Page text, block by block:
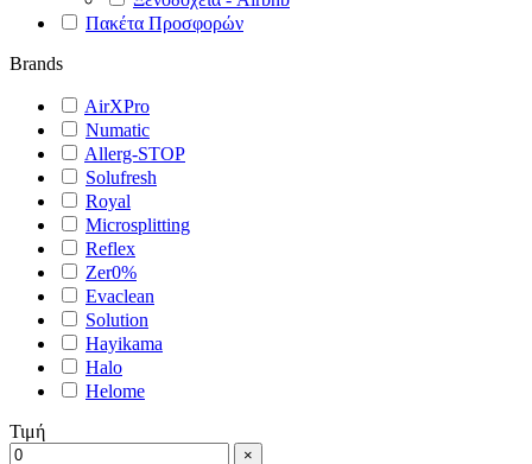
Πακέτα Προσφορών
Brands
AirXPro
Numatic
Allerg-STOP
Solufresh
Royal
Microsplitting
Reflex
Zer0%
Evaclean
Solution
Hayikama
Halo
Helome
Τιμή
×